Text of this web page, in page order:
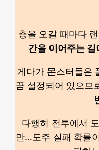
층을 오갈 때마다
간을 이어주는 길
게다가 몬스터들은
끔 설정되어 있으므
다행히 전투에서
만…도주 실패 확률